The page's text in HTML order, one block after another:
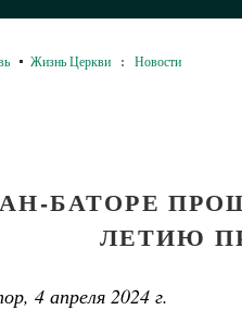
Жизнь Церкви : Новости
БАТОРЕ
ЛЕТИЮ
4 апреля 2024 г.